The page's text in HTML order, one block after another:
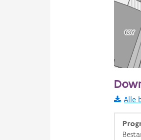
i
Alle